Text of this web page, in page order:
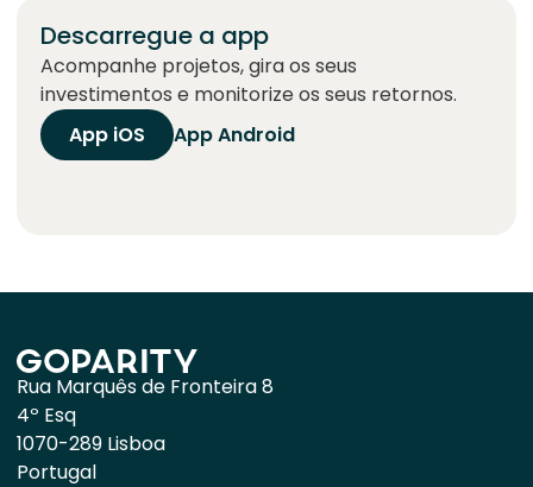
Descarregue a app
Acompanhe projetos, gira os seus
investimentos e monitorize os seus retornos.
App iOS
App Android
Rua Marquês de Fronteira 8
4º Esq
1070-289 Lisboa
Portugal